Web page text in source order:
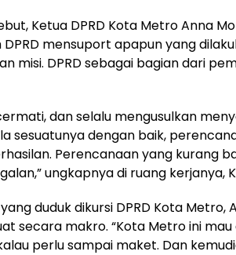
Ketua DPRD Kota Metro Anna
mensuport apapun yang
misi. DPRD sebagai bagian dari
dan selalu mengusulkan
sesuatunya dengan baik,
Perencanaan yang kurang
ungkapnya di ruang kerjanya,
duduk dikursi DPRD Kota Metro,
secara makro. “Kota Metro ini mau
perlu sampai maket. Dan